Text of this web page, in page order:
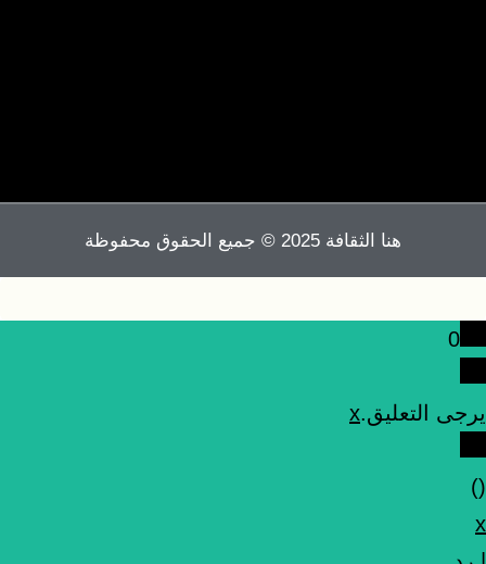
هنا الثقافة 2025 © جميع الحقوق محفوظة
0
يرجى التعليق.x
(
)
x